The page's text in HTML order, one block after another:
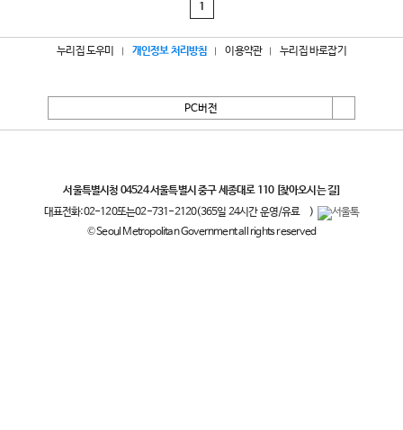
1
누리집 도우미 개인정보 처리방침 이용약관 누리집 바로잡기
PC버전
서울특별시청 04524 서울특별시 중구 세종대로 110 [찾아오시는 길]
대표전화:02-120또는02-731-2120(365일 24시간 운영/유료
)
© Seoul Metropolitan Government all rights reserved